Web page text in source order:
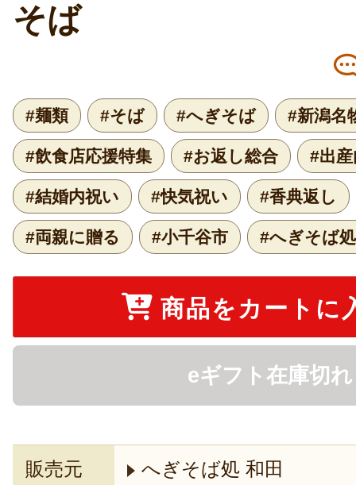
そば
#麺類 #そば #へぎそば #新潟名
#飲食店応援特集 #お返し総合 #出
#結婚内祝い #快気祝い #香典返し
#両親に贈る #小千谷市 #へぎそば
商品をカートに
eギフト在庫切れ
販売元 へぎそば処 和田